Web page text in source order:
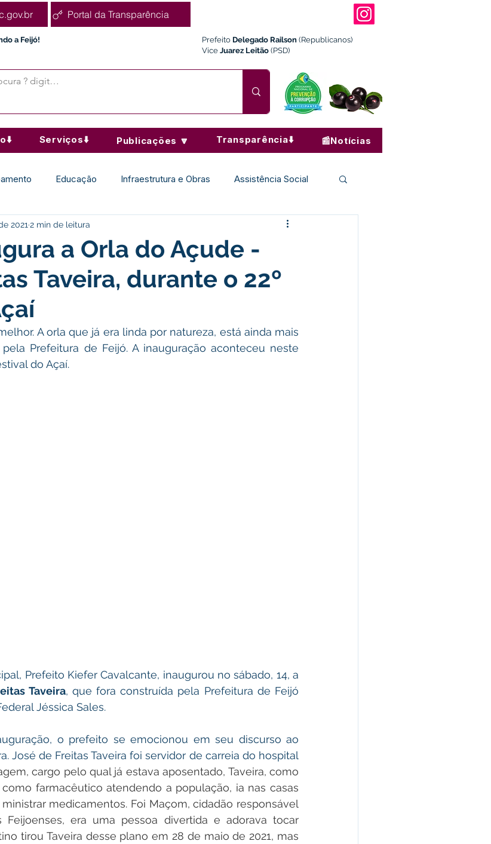
Portal da Transparência
a Feijó! Prefeito Delegado Railson (Republicanos)
Vice Juarez Leitão (PSD)
Serviços⬇️ Publicações 🔽 Transparência⬇️ 📰Notícias
Educação Infraestrutura e Obras Assistência Social
Cultura e Lazer Institucional e Governo
Campanhas Vacinômetro Comunicado
e Convite
Licitações
a Orla do Açude -
Taveira, durante o 22º
2021 2 min de leitura
A orla que já era linda por natureza, está ainda mais
Prefeitura de Feijó. A inauguração aconteceu neste
do Açaí.
Taveira, que fora construída pela Prefeitura de Feijó
Jéssica Sales.
o prefeito se emocionou em seu discurso ao
José de Freitas Taveira foi servidor de carreia do hospital
cargo pelo qual já estava aposentado, Taveira, como
farmacêutico atendendo a população, ia nas casas
medicamentos. Foi Maçom, cidadão responsável
era uma pessoa divertida e adorava tocar
tirou Taveira desse plano em 28 de maio de 2021, mas